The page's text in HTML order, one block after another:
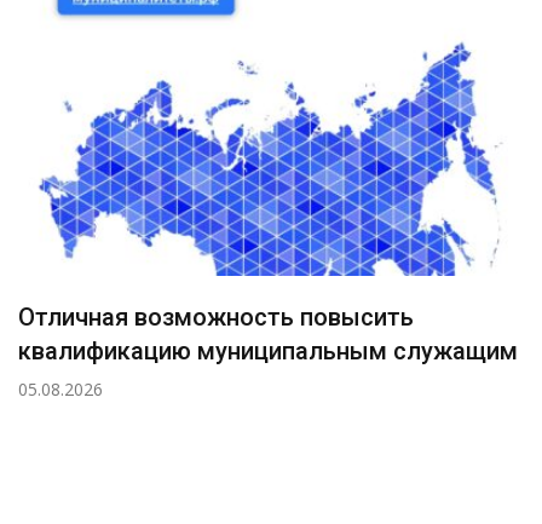
Отличная возможность повысить
квалификацию муниципальным служащим
05.08.2026